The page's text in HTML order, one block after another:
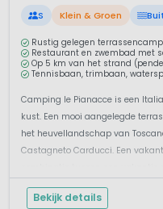
S Klein & Groen
Rustig gelegen
Restaurant en zwembad met
Op 5 km van het strand
Tennisbaan, trimbaan,
Camping le Pianacce is een
kust. Een mooi aangelegde
het heuvellandschap van
Castagneto Carducci. Een
Toscaanse hoogtepunte...
Bekijk details